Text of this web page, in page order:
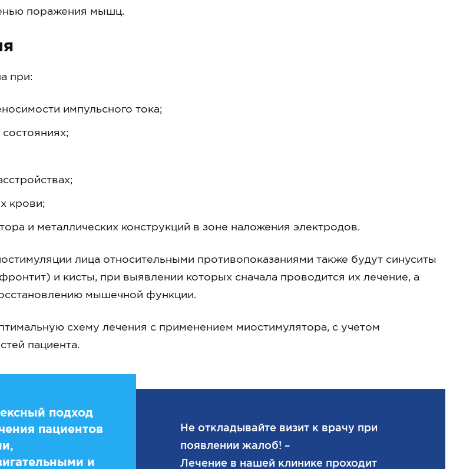
поражения мышц.
при:
импульсного тока;
крови;
и металлических конструкций в зоне наложения электродов.
лица относительными противопоказаниями также будут синуситы
и кисты, при выявлении которых сначала проводится их лечение, а
мышечной функции.
схему лечения с применением миостимулятора, с учетом
пациента.
подход
пациентов
и
Не откладывайте визит к врачу при
появлении жалоб! –
Лечение в нашей клинике проходит